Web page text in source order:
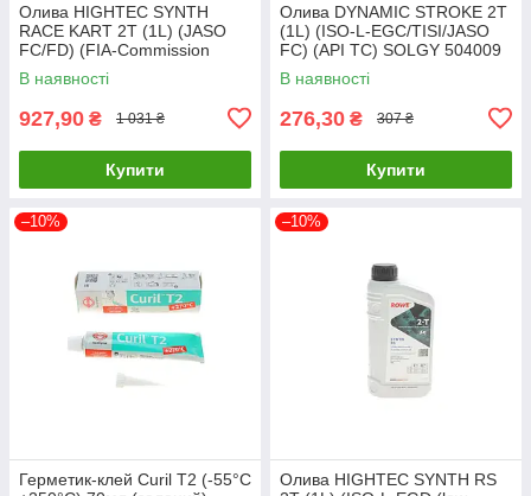
Олива HIGHTEC SYNTH
RACE KART 2T (1L) (JASO
FC/FD) (FIA-Commission
Internationale de Karti 20107-
0010-99 UA61
В наявності
927,90 ₴ 1 031 ₴
Купити
Олива DYNAMIC STROKE 2T
(1L) (ISO-L-EGC/TISI/JASO
FC) (API TC) SOLGY 504009
UA61
В наявності
276,30 ₴ 307 ₴
Купити
–10%
Герметик-клей Curil T2 (-55°C
–10%
Олива HIGHTEC SYNTH RS